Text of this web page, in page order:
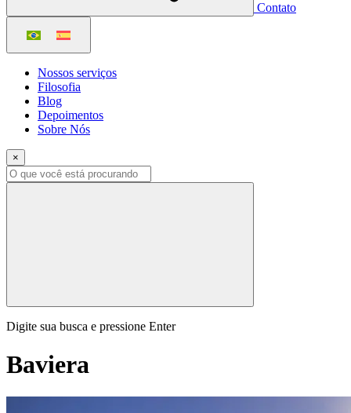
Contato
Nossos serviços
Filosofia
Blog
Depoimentos
Sobre Nós
×
Digite sua busca e pressione Enter
Baviera